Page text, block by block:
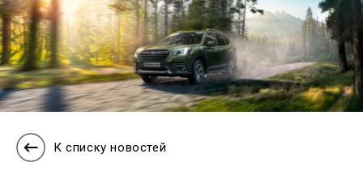
К списку новостей